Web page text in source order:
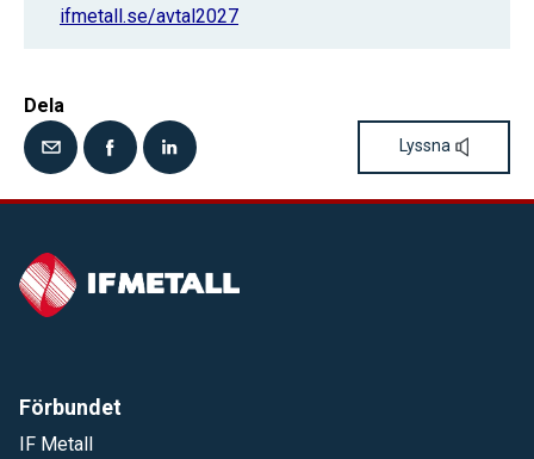
ifmetall.se/avtal2027
Dela
Lyssna
Förbundet
IF Metall